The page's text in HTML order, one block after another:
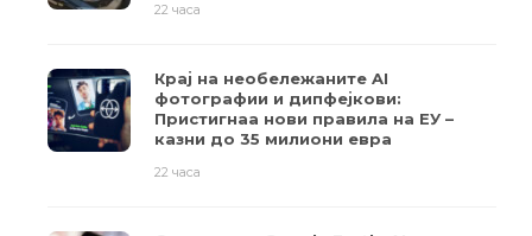
22 часа
Крај на необележаните AI
фотографии и дипфејкови:
Пристигнаа нови правила на ЕУ –
казни до 35 милиони евра
22 часа